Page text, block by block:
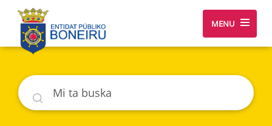
MENU
Buska